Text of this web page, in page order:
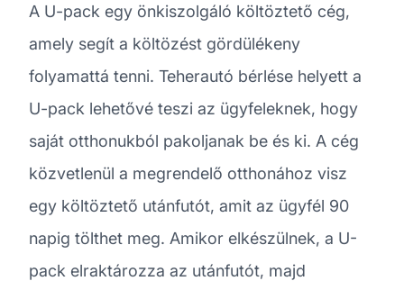
A U-pack egy önkiszolgáló költöztető cég,
amely segít a költözést gördülékeny
folyamattá tenni. Teherautó bérlése helyett a
U-pack lehetővé teszi az ügyfeleknek, hogy
saját otthonukból pakoljanak be és ki. A cég
közvetlenül a megrendelő otthonához visz
egy költöztető utánfutót, amit az ügyfél 90
napig tölthet meg. Amikor elkészülnek, a U-
pack elraktározza az utánfutót, majd